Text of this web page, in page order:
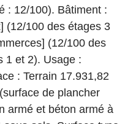
: 12/100). Bâtiment :
(12/100 des étages 3
(12/100 des
1 et 2). Usage :
: Terrain 17.931,82
de plancher
armé et béton armé à